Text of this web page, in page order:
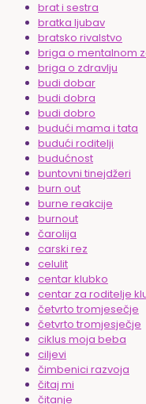
brat i sestra
bratka ljubav
bratsko rivalstvo
briga o mentalnom
briga o zdravlju
budi dobar
budi dobra
budi dobro
budući mama i tata
budući roditelji
budućnost
buntovni tinejdžeri
burn out
burne reakcije
burnout
čarolija
carski rez
celulit
centar klubko
centar za roditelje
četvrto tromjesečje
četvrto tromjesječje
ciklus moja beba
ciljevi
čimbenici razvoja
čitaj mi
čitanje